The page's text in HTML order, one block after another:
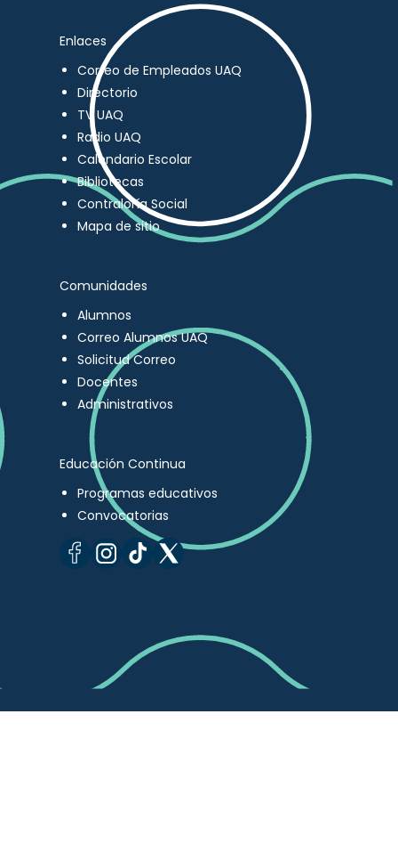
Enlaces
Correo de Empleados UAQ
Directorio
TV UAQ
Radio UAQ
Calendario Escolar
Bibliotecas
Contraloría Social
Mapa de sitio
Comunidades
Alumnos
Correo Alumnos UAQ
Solicitud Correo
Docentes
Administrativos
Educación Continua
Programas educativos
Convocatorias